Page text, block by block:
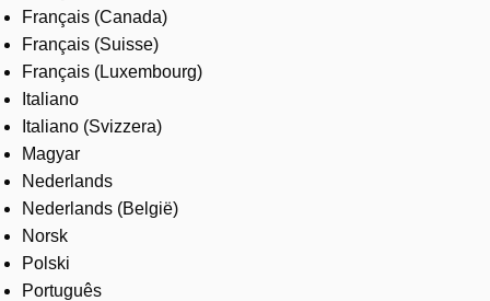
Français (Canada)
Français (Suisse)
Français (Luxembourg)
Italiano
Italiano (Svizzera)
Magyar
Nederlands
Nederlands (België)
Norsk
Polski
Português